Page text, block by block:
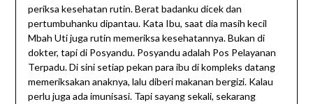
periksa kesehatan rutin. Berat badanku dicek dan
pertumbuhanku dipantau. Kata Ibu, saat dia masih kecil
Mbah Uti juga rutin memeriksa kesehatannya. Bukan di
dokter, tapi di Posyandu. Posyandu adalah Pos Pelayanan
Terpadu. Di sini setiap pekan para ibu di kompleks datang
memeriksakan anaknya, lalu diberi makanan bergizi. Kalau
perlu juga ada imunisasi. Tapi sayang sekali, sekarang